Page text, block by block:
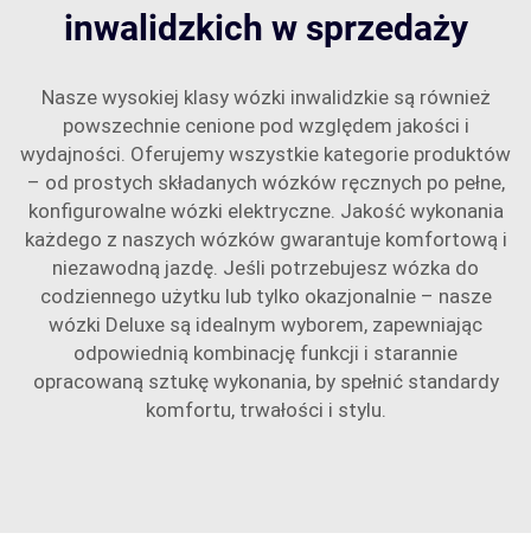
inwalidzkich w sprzedaży
Nasze wysokiej klasy wózki inwalidzkie są również
powszechnie cenione pod względem jakości i
wydajności. Oferujemy wszystkie kategorie produktów
– od prostych składanych wózków ręcznych po pełne,
konfigurowalne wózki elektryczne. Jakość wykonania
każdego z naszych wózków gwarantuje komfortową i
niezawodną jazdę. Jeśli potrzebujesz wózka do
codziennego użytku lub tylko okazjonalnie – nasze
wózki Deluxe są idealnym wyborem, zapewniając
odpowiednią kombinację funkcji i starannie
opracowaną sztukę wykonania, by spełnić standardy
komfortu, trwałości i stylu.